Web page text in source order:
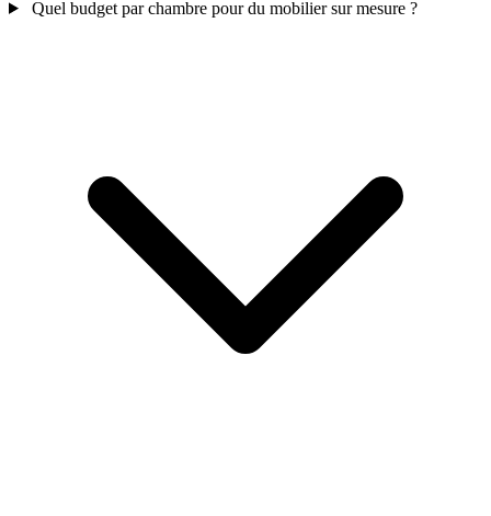
Quel budget par chambre pour du mobilier sur mesure ?